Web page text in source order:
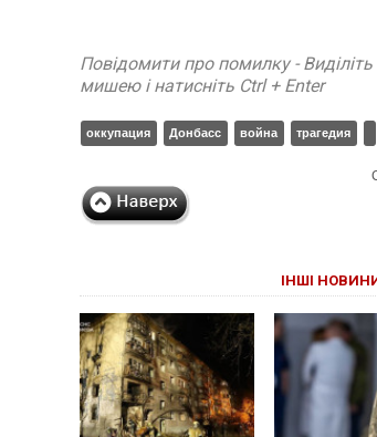
Повідомити про помилку -
мишею і натисніть Ctrl + Enter
оккупация Донбасс война трагедия
ІНШІ